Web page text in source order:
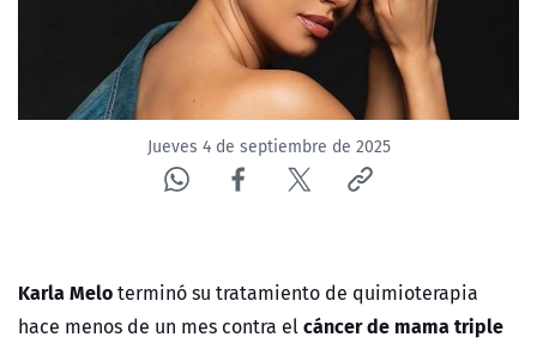
CORPORATIVO Y TRANSPARENCIA
CANAL DE DENUNCIAS
ÁREA DE PROYECTOSJueves 4 de septiembre de 2025
Karla Meloterminó su tratamiento de quimioterapia
hace menos de un mes contra elcáncer de mama triple